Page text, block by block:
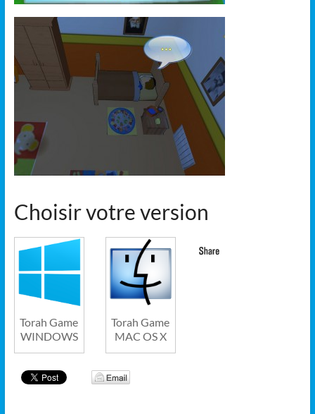
Choisir votre version
Torah Game
WINDOWS
Torah Game
MAC OS X